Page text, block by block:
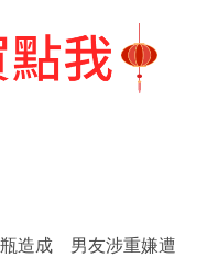
造成 男友涉重嫌遭